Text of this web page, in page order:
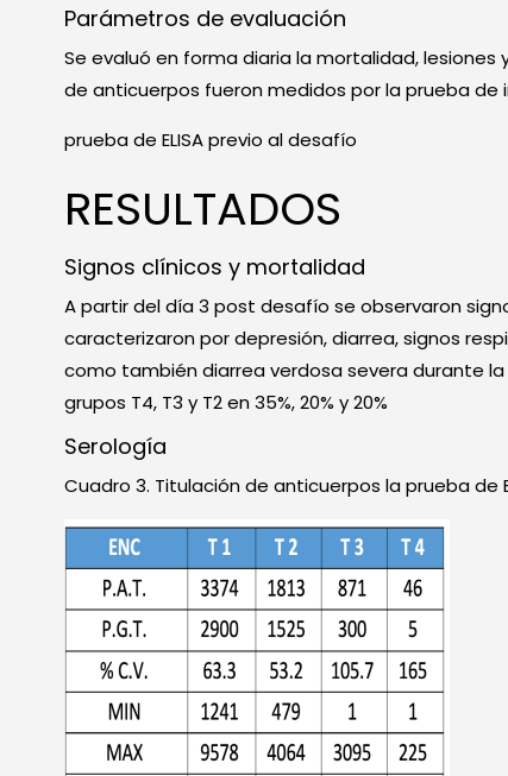
Parámetros de evaluación
Se evaluó en forma diaria la mortalidad, lesiones
de anticuerpos fueron medidos por la prueba de
prueba de ELISA previo al desafío
RESULTADOS
Signos clínicos y mortalidad
A partir del día 3 post desafío se observaron
caracterizaron por depresión, diarrea, signos
como también diarrea verdosa severa durante
grupos T4, T3 y T2 en 35%, 20% y 20%
Serología
Cuadro 3. Titulación de anticuerpos la prueba de